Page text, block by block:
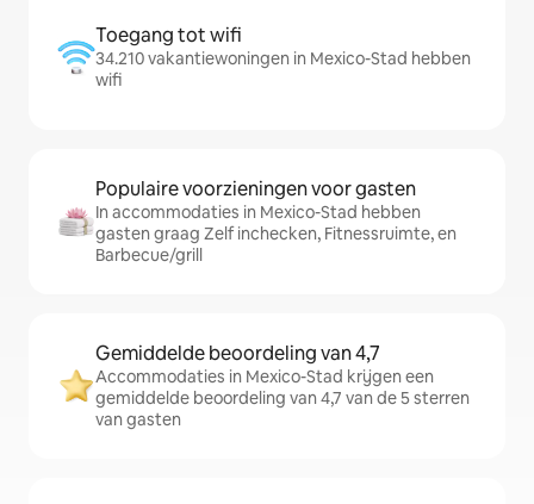
Toegang tot wifi
34.210 vakantiewoningen in Mexico-Stad hebben
wifi
Populaire voorzieningen voor gasten
In accommodaties in Mexico-Stad hebben
gasten graag Zelf inchecken, Fitnessruimte, en
Barbecue/grill
Gemiddelde beoordeling van 4,7
Accommodaties in Mexico-Stad krijgen een
gemiddelde beoordeling van 4,7 van de 5 sterren
van gasten